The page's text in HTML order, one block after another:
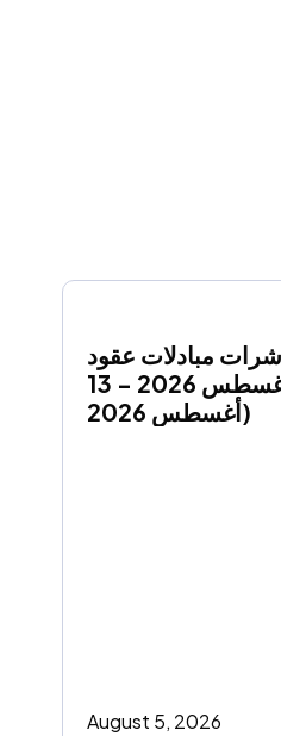
مبادلات عقود
الفروقات (7 أغسطس 2026 - 13
أغسطس 2026)
August 5, 2026